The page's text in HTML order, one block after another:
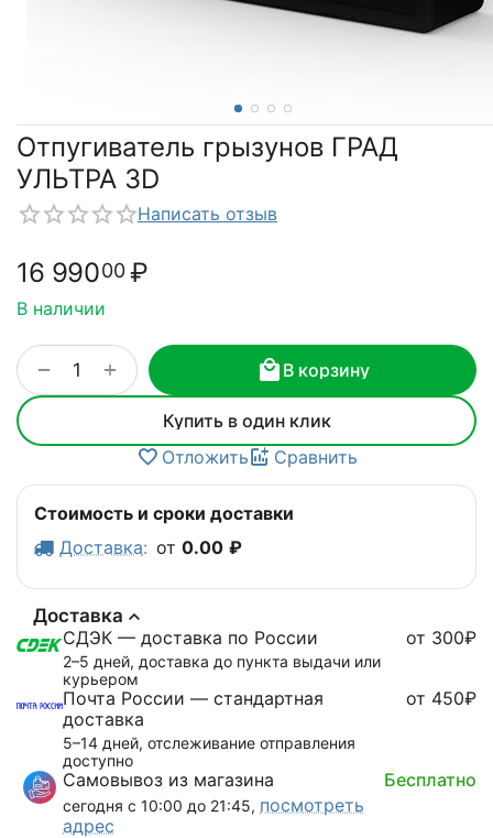
Отпугиватель грызунов ГРАД
УЛЬТРА 3D
Написать отзыв
16 99000 ₽
В наличии
+
− В корзину
Купить в один клик
Отложить
Сравнить
Стоимость и сроки доставки
Доставка: от 0.00 ₽
Доставка
СДЭК — доставка по России
2–5 дней, доставка до пункта выдачи или
курьером
от 300₽
Почта России — стандартная
доставка
5–14 дней, отслеживание отправления
доступно
от 450₽
Самовывоз из магазина
сегодня с 10:00 до 21:45, посмотреть
адрес
Бесплатно